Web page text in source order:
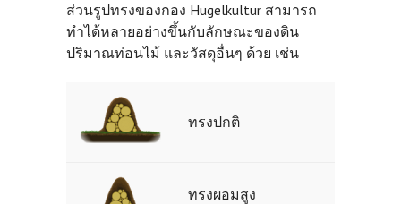
ส่วนรูปทรงของกอง Hugelkultur สามารถ
ทำได้หลายอย่างขึ้นกับลักษณะของดิน
ปริมาณท่อนไม้ และวัสดุอื่นๆ ด้วย เช่น
ทรงปกติ
ทรงผอมสูง